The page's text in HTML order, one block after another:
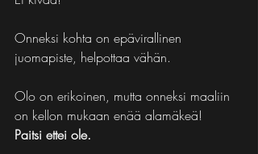
Onneksi kohta on epävirallinen
juomapiste, helpottaa vähän.
Olo on erikoinen, mutta onneksi maaliin
on kellon mukaan enää alamäkeä!
Paitsi ettei ole.